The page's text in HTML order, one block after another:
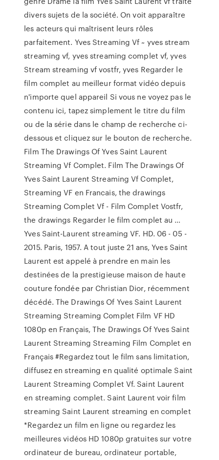
divers sujets de la société. On voit apparaître
les acteurs qui maîtrisent leurs rôles
parfaitement. Yves Streaming Vf ~ yves stream
streaming vf, yves streaming complet vf, yves
Stream streaming vf vostfr, yves Regarder le
film complet au meilleur format vidéo depuis
n'importe quel appareil Si vous ne voyez pas le
contenu ici, tapez simplement le titre du film
ou de la série dans le champ de recherche ci-
dessous et cliquez sur le bouton de recherche.
Film The Drawings Of Yves Saint Laurent
Streaming Vf Complet. Film The Drawings Of
Yves Saint Laurent Streaming Vf Complet,
Streaming VF en Francais, the drawings
Streaming Complet Vf - Film Complet Vostfr,
the drawings Regarder le film complet au …
Yves Saint-Laurent streaming VF. HD. 06 - 05 -
2015. Paris, 1957. A tout juste 21 ans, Yves Saint
Laurent est appelé à prendre en main les
destinées de la prestigieuse maison de haute
couture fondée par Christian Dior, récemment
décédé. The Drawings Of Yves Saint Laurent
Streaming Streaming Complet Film VF HD
1080p en Français, The Drawings Of Yves Saint
Laurent Streaming Streaming Film Complet en
Français #Regardez tout le film sans limitation,
diffusez en streaming en qualité optimale Saint
Laurent Streaming Complet Vf. Saint Laurent
en streaming complet. Saint Laurent voir film
streaming Saint Laurent streaming en complet
*Regardez un film en ligne ou regardez les
meilleures vidéos HD 1080p gratuites sur votre
ordinateur de bureau, ordinateur portable,